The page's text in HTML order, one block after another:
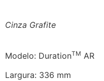
Cinza Grafite
Modelo: DurationTM AR
Largura: 336 mm